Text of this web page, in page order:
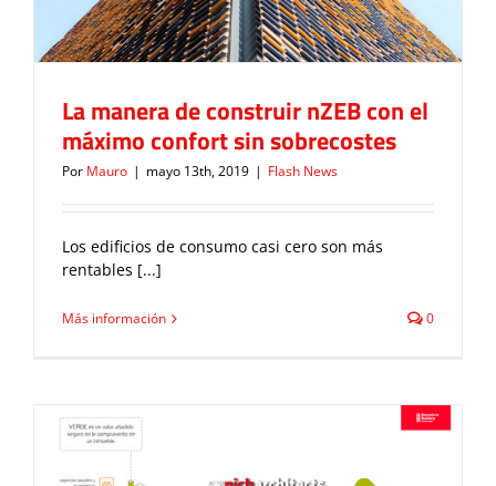
La manera de construir nZEB con el
máximo confort sin sobrecostes
Por Mauro | mayo 13th, 2019 | Flash News
Los edificios de consumo casi cero son más
rentables [...]
Más información 0